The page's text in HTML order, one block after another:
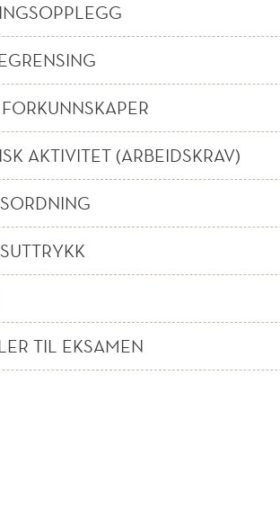
AKTIVITET (ARBEIDSKRAV)
TIL EKSAMEN